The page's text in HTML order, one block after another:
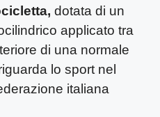
dotata di un
applicato tra
di una normale
lo sport nel
italiana